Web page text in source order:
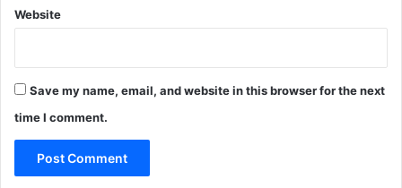
Website
Save my name, email, and website in this browser for the next
time I comment.